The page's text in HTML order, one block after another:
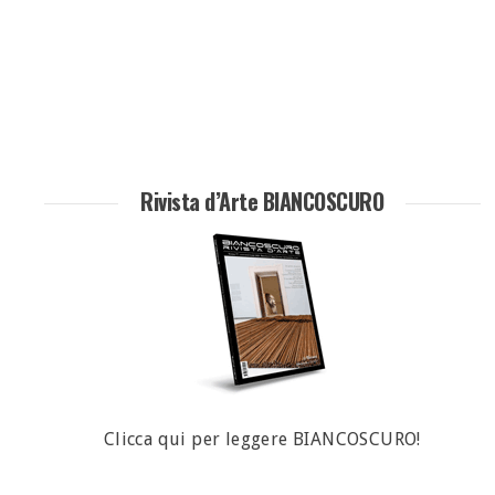
Rivista d’Arte BIANCOSCURO
Clicca qui per leggere BIANCOSCURO!